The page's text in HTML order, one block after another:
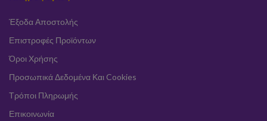
Έξοδα Αποστολής
Επιστροφές Προϊόντων
Όροι Χρήσης
Προσωπικά Δεδομένα Και Cookies
Τρόποι Πληρωμής
Επικοινωνία